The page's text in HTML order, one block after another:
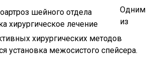
Одним
из
хирургических методов
установка межосистого спейсера.